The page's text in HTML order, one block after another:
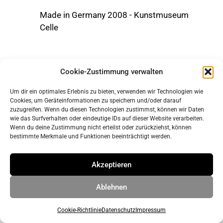
Cookie-Zustimmung verwalten
Um dir ein optimales Erlebnis zu bieten, verwenden wir Technologien wie
Cookies, um Geräteinformationen zu speichern und/oder darauf
zuzugreifen. Wenn du diesen Technologien zustimmst, können wir Daten
wie das Surfverhalten oder eindeutige IDs auf dieser Website verarbeiten.
Wenn du deine Zustimmung nicht erteilst oder zurückziehst, können
bestimmte Merkmale und Funktionen beeinträchtigt werden.
Akzeptieren
Ablehnen
Cookie-RichtlinieDatenschutz Impressum
Made in Germany 2008 - Kunstmuseum
Celle
Datenschutz
© 2026 ahrens & grabenhorst architekten stadtplaner Part